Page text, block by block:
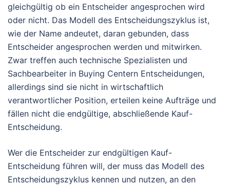
gleichgültig ob ein Entscheider angesprochen wird
oder nicht. Das Modell des Entscheidungszyklus ist,
wie der Name andeutet, daran gebunden, dass
Entscheider angesprochen werden und mitwirken.
Zwar treffen auch technische Spezialisten und
Sachbearbeiter in Buying Centern Entscheidungen,
allerdings sind sie nicht in wirtschaftlich
verantwortlicher Position, erteilen keine Aufträge und
fällen nicht die endgültige, abschließende Kauf-
Entscheidung.
Wer die Entscheider zur endgültigen Kauf-
Entscheidung führen will, der muss das Modell des
Entscheidungszyklus kennen und nutzen, an den